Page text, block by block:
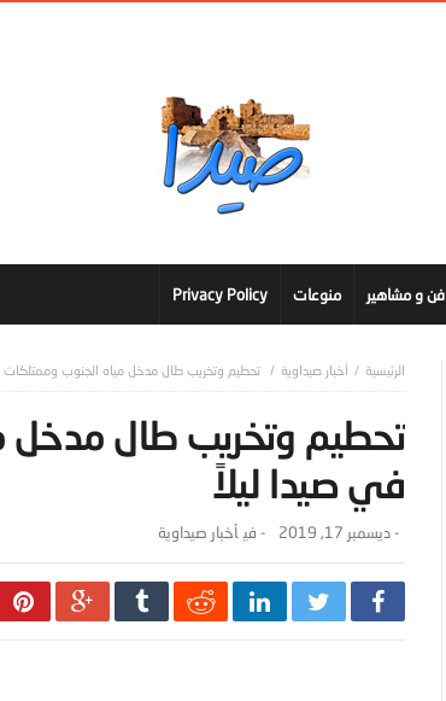
فن و مشاهير منوعات Privacy Policy
أخبار صيداوية تحطيم وتخريب طال مدخل مياه الجنوب وممتلكات
تحطيم وتخريب طال مدخل
في صيدا ليلاً
- ديسمبر 17, 2019 - ‎في أخبار صيداوية